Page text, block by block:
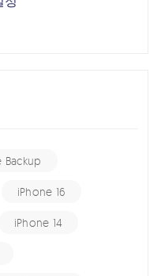
Backup
iPhone 16
iPhone 14